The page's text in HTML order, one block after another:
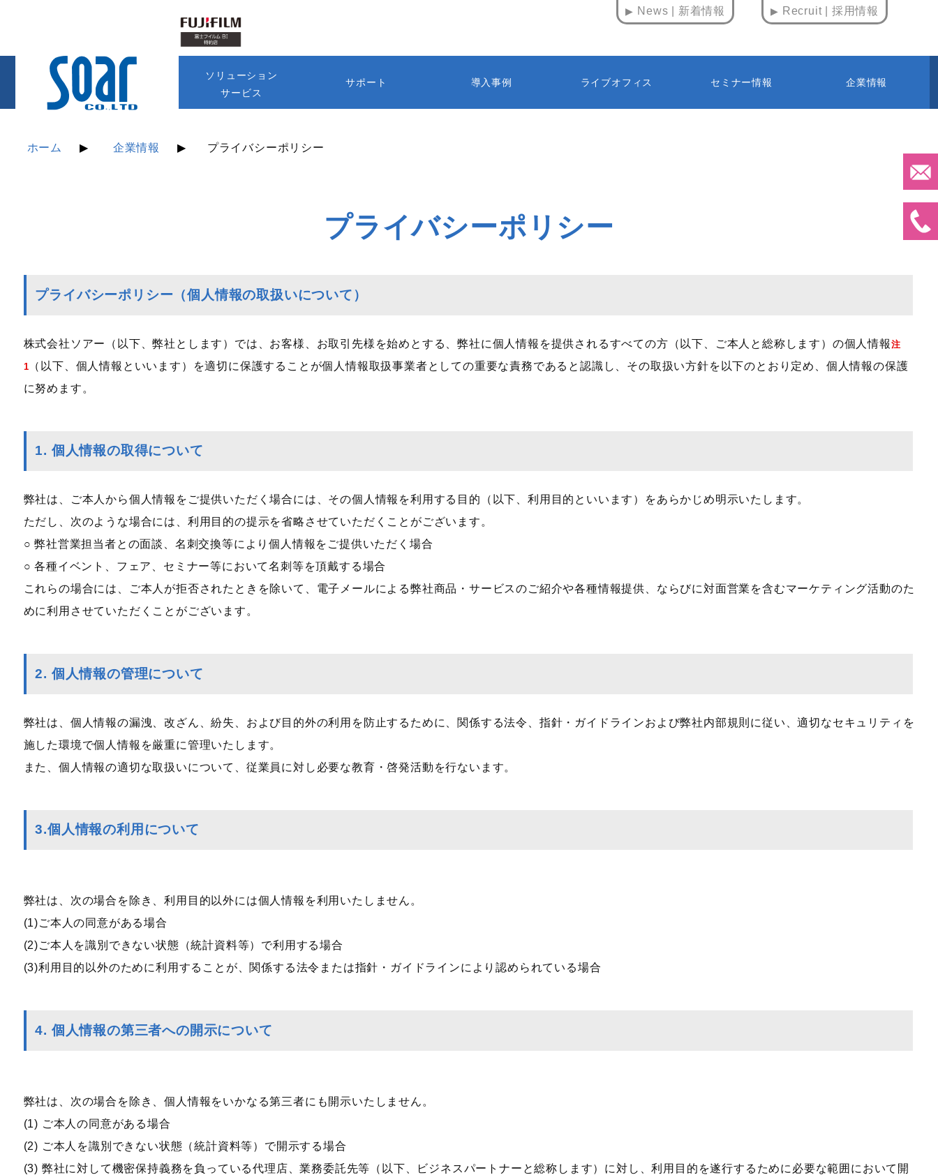
News | 新着情報 Recruit | 採用情報
ソリューション
サービス
サポート 導入事例 ライブオフィス セミナー情報 企業情報
ホーム 企業情報 プライバシーポリシー
プライバシーポリシー
プライバシーポリシー（個人情報の取扱いについて）
株式会社ソアー（以下、弊社とします）では、お客様、お取引先様を始めとする、弊社に個人情報を提供されるすべての方（以下、ご本人と総称します）の個人情報 注
1 （以下、個人情報といいます）を適切に保護することが個人情報取扱事業者としての重要な責務であると認識し、その取扱い方針を以下のとおり定め、個人情報の保護
に努めます。
1. 個人情報の取得について
弊社は、ご本人から個人情報をご提供いただく場合には、その個人情報を利用する目的（以下、利用目的といいます）をあらかじめ明示いたします。
ただし、次のような場合には、利用目的の提示を省略させていただくことがございます。
○ 弊社営業担当者との面談、名刺交換等により個人情報をご提供いただく場合
○ 各種イベント、フェア、セミナー等において名刺等を頂戴する場合
これらの場合には、ご本人が拒否されたときを除いて、電子メールによる弊社商品・サービスのご紹介や各種情報提供、ならびに対面営業を含むマーケティング活動のた
めに利用させていただくことがございます。
2. 個人情報の管理について
弊社は、個人情報の漏洩、改ざん、紛失、および目的外の利用を防止するために、関係する法令、指針・ガイドラインおよび弊社内部規則に従い、適切なセキュリティを
施した環境で個人情報を厳重に管理いたします。
また、個人情報の適切な取扱いについて、従業員に対し必要な教育・啓発活動を行ないます。
3.個人情報の利用について
弊社は、次の場合を除き、利用目的以外には個人情報を利用いたしません。
(1)ご本人の同意がある場合
(2)ご本人を識別できない状態（統計資料等）で利用する場合
(3)利用目的以外のために利用することが、関係する法令または指針・ガイドラインにより認められている場合
4. 個人情報の第三者への開示について
弊社は、次の場合を除き、個人情報をいかなる第三者にも開示いたしません。
(1) ご本人の同意がある場合
(2) ご本人を識別できない状態（統計資料等）で開示する場合
(3) 弊社に対して機密保持義務を負っている代理店、業務委託先等（以下、ビジネスパートナーと総称します）に対し、利用目的を遂行するために必要な範囲において開